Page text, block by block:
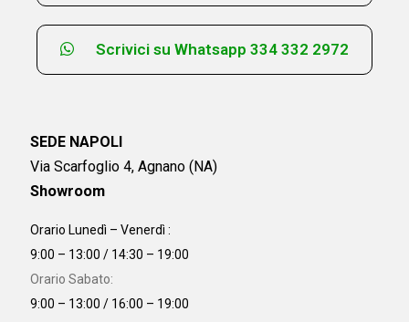
Scrivici su Whatsapp 334 332 2972
SEDE NAPOLI
Via Scarfoglio 4, Agnano (NA)
Showroom
Orario Lunedì – Venerdì :
9:00 – 13:00 / 14:30 – 19:00
Orario Sabato:
9:00 – 13:00 / 16:00 – 19:00